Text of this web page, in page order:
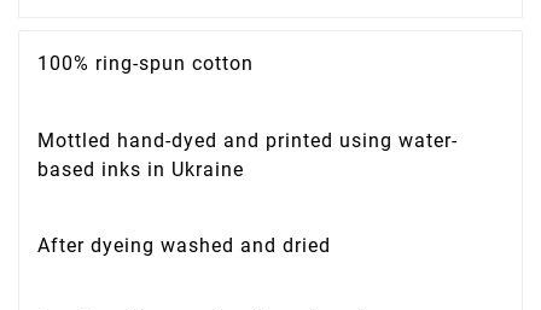
100% ring-spun cotton
Mottled hand-dyed and printed using water-
based inks in Ukraine
After dyeing washed and dried